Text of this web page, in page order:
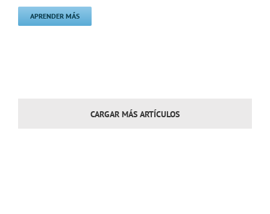
APRENDER MÁS
CARGAR MÁS ARTÍCULOS